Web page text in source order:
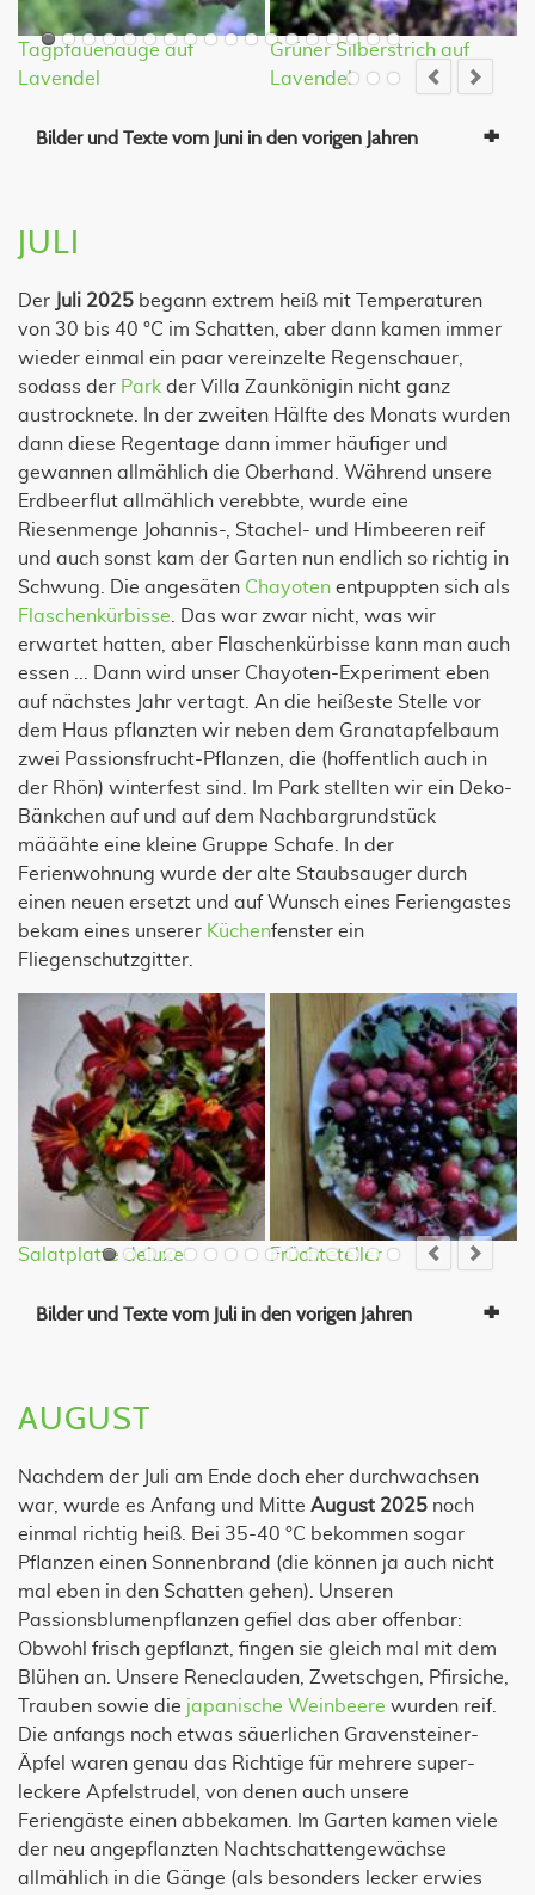
Tagpfauenauge auf
Lavendel
Grüner Silberstrich auf
Lavendel
Bilder und Texte vom Juni in den vorigen Jahren
JULI
Der Juli 2025 begann extrem heiß mit Temperaturen
von 30 bis 40 °C im Schatten, aber dann kamen immer
wieder einmal ein paar vereinzelte Regenschauer,
sodass der Park der Villa Zaunkönigin nicht ganz
austrocknete. In der zweiten Hälfte des Monats wurden
dann diese Regentage dann immer häufiger und
gewannen allmählich die Oberhand. Während unsere
Erdbeerflut allmählich verebbte, wurde eine
Riesenmenge Johannis-, Stachel- und Himbeeren reif
und auch sonst kam der Garten nun endlich so richtig in
Schwung. Die angesäten Chayoten entpuppten sich als
Flaschenkürbisse . Das war zwar nicht, was wir
erwartet hatten, aber Flaschenkürbisse kann man auch
essen ... Dann wird unser Chayoten-Experiment eben
auf nächstes Jahr vertagt. An die heißeste Stelle vor
dem Haus pflanzten wir neben dem Granatapfelbaum
zwei Passionsfrucht-Pflanzen, die (hoffentlich auch in
der Rhön) winterfest sind. Im Park stellten wir ein Deko-
Bänkchen auf und auf dem Nachbargrundstück
määähte eine kleine Gruppe Schafe. In der
Ferienwohnung wurde der alte Staubsauger durch
einen neuen ersetzt und auf Wunsch eines Feriengastes
bekam eines unserer Küchenfenster ein
Fliegenschutzgitter.
Salatplatte deluxe Früchteteller
Bilder und Texte vom Juli in den vorigen Jahren
AUGUST
Nachdem der Juli am Ende doch eher durchwachsen
war, wurde es Anfang und Mitte August 2025 noch
einmal richtig heiß. Bei 35-40 °C bekommen sogar
Pflanzen einen Sonnenbrand (die können ja auch nicht
mal eben in den Schatten gehen). Unseren
Passionsblumenpflanzen gefiel das aber offenbar:
Obwohl frisch gepflanzt, fingen sie gleich mal mit dem
Blühen an. Unsere Reneclauden, Zwetschgen, Pfirsiche,
Trauben sowie die japanische Weinbeere wurden reif.
Die anfangs noch etwas säuerlichen Gravensteiner-
Äpfel waren genau das Richtige für mehrere super-
leckere Apfelstrudel, von denen auch unsere
Feriengäste einen abbekamen. Im Garten kamen viele
der neu angepflanzten Nachtschattengewächse
allmählich in die Gänge (als besonders lecker erwies